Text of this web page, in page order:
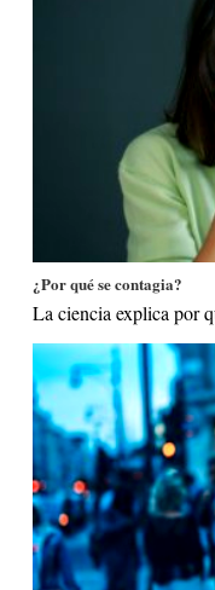
¿Por qué se contagia?
La ciencia explica por